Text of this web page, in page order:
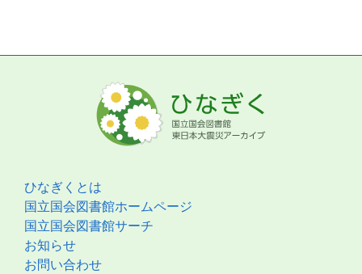
ひなぎくとは
国立国会図書館ホームページ
国立国会図書館サーチ
お知らせ
お問い合わせ